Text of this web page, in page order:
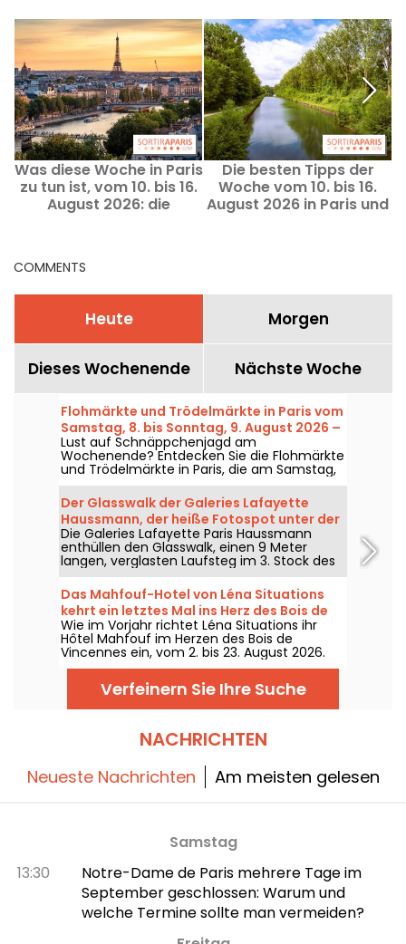
Was diese Woche in Paris
zu tun ist, vom 10. bis 16.
August 2026: die
Die besten Tipps der
Woche vom 10. bis 16.
August 2026 in Paris und
COMMENTS
Heute Morgen
Dieses Wochenende Nächste Woche
Flohmärkte und Trödelmärkte in Paris vom
Samstag, 8. bis Sonntag, 9. August 2026 –
Das Wochenendprogramm
Lust auf Schnäppchenjagd am
Wochenende? Entdecken Sie die Flohmärkte
und Trödelmärkte in Paris, die am Samstag,
dem 8. und Sonntag, dem 9. August 2026
stattfinden – nutzen Sie die Gelegenheit,
eine Menge guter Deals zu ergattern.
Der Glasswalk der Galeries Lafayette
Haussmann, der heiße Fotospot unter der
Kuppel des Kaufhauses
Die Galeries Lafayette Paris Haussmann
enthüllen den Glasswalk, einen 9 Meter
langen, verglasten Laufsteg im 3. Stock des
Coupole-Geschäfts, der in 16 Metern Höhe
hängt. Perfekt für einen unvergesslichen
Schnappschuss, bietet dieser Ort eine
einzigartige Perspektive auf 120 Jahre
Geschichte. Ein Muss für alle Liebhaber von
Architektur und hochwertigen Instagram-
Spots!
Das Mahfouf-Hotel von Léna Situations
kehrt ein letztes Mal ins Herz des Bois de
Vincennes zurück
Wie im Vorjahr richtet Léna Situations ihr
Hôtel Mahfouf im Herzen des Bois de
Vincennes ein, vom 2. bis 23. August 2026.
Ein chilliger, sommerlicher Spot, zwischen
August-Vlogs, Shopping, veganen Leckereien
und Entspannung – mit einer Prise Nostalgie.
Verfeinern Sie Ihre Suche
NACHRICHTEN
Neueste Nachrichten Am meisten gelesen
Samstag
13:30
Notre-Dame de Paris mehrere Tage im
September geschlossen: Warum und
welche Termine sollte man vermeiden?